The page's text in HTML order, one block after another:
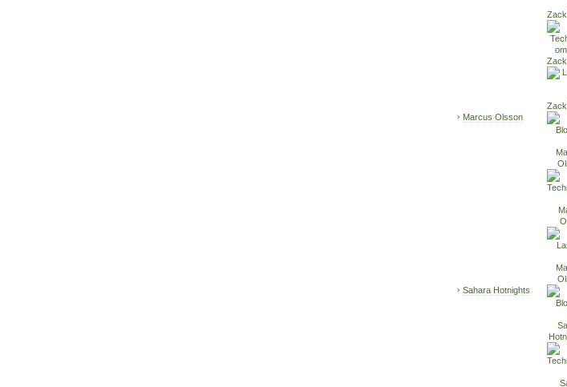
Marcus Olsson
Sahara Hotnights